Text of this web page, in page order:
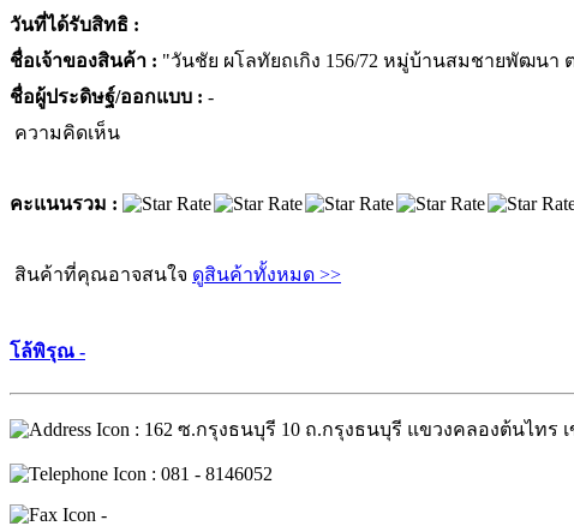
วันที่ได้รับสิทธิ :
ชื่อเจ้าของสินค้า : "วันชัย ผโลทัยถเกิง 156/72 หมู่บ้านสมชายพัฒนา ต
ชื่อผู้ประดิษฐ์/ออกแบบ : -
ความคิดเห็น
คะแนนรวม :
สินค้าที่คุณอาจสนใจ ดูสินค้าทั้งหมด >>
โล้พิรุณ -
: 162 ซ.กรุงธนบุรี 10 ถ.กรุงธนบุรี แขวงคลองต้นไทร
: 081 - 8146052
-